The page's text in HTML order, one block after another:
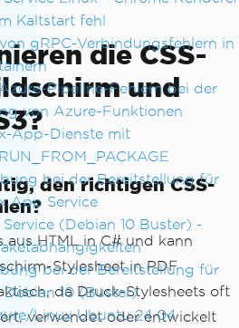
Kaltstart fehl
gRPC-Verbindungsfehlern in
Pipeline-Fehlern bei der
von Azure-Funktionen
App-Dienste mit
bei der Bereitstellung für
App Service
(Debian 10 Buster) -
bei der Bereitstellung für
10 (Buster)
Linux Ubuntu 24.04
die CSS-
und
den richtigen CSS-
aus HTML in C# und kann
Stylesheet in PDF
da Druck-Stylesheets oft
verwendet oder entwickelt